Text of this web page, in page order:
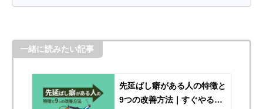
一緒に読みたい記事
先延ばし癖がある人の特徴と
9つの改善方法｜すぐやる自